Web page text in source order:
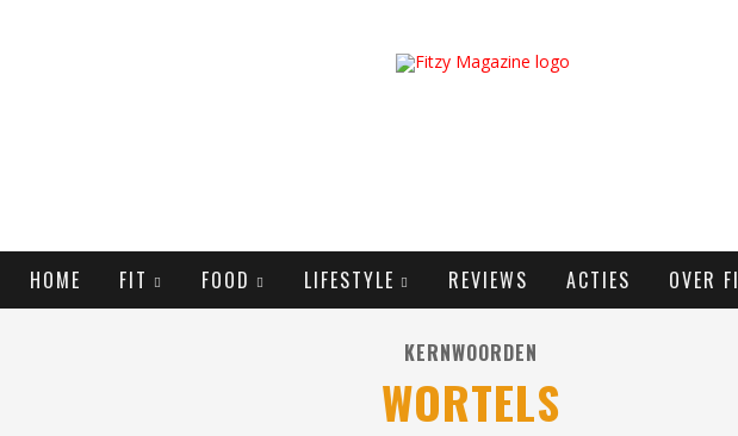
HOME FIT FOOD LIFESTYLE REVIEWS ACTIES OVER
KERNWOORDEN
WORTELS